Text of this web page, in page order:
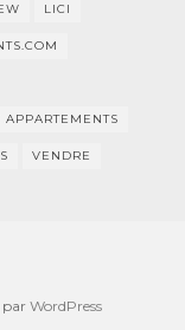
LICI
VENDRE
par WordPress